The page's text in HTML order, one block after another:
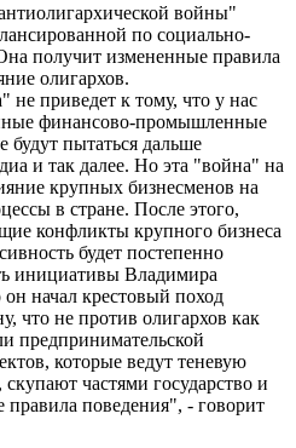
войны"
по социально-
получит измененные правила
олигархов.
не приведет к тому, что у нас
финансово-промышленные
будут пытаться дальше
и так далее. Но эта "война" на
крупных бизнесменов на
в стране. После этого,
конфликты крупного бизнеса
будет постепенно
инициативы Владимира
начал крестовый поход
что не против олигархов как
предпринимательской
которые ведут теневую
частями государство и
поведения", - говорит